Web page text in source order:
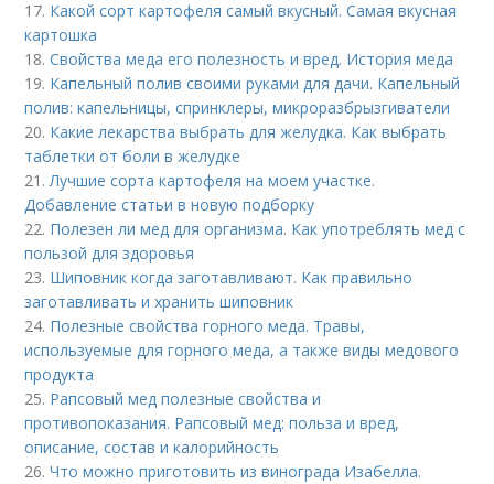
17. Какой сорт картофеля самый вкусный. Самая вкусная
картошка
18.Свойства меда его полезность и вред. История меда
19. Капельный полив своими руками для дачи. Капельный
полив: капельницы, спринклеры, микроразбрызгиватели
20. Какие лекарства выбрать для желудка. Как выбрать
таблетки от боли в желудке
21.Лучшие сорта картофеля на моем участке.
Добавление статьи в новую подборку
22. Полезен ли мед для организма. Как употреблять мед с
пользой для здоровья
23. Шиповник когда заготавливают. Как правильно
заготавливать и хранить шиповник
24. Полезные свойства горного меда. Травы,
используемые для горного меда, а также виды медового
продукта
25. Рапсовый мед полезные свойства и
противопоказания. Рапсовый мед: польза и вред,
описание, состав и калорийность
26.Что можно приготовить из винограда Изабелла.